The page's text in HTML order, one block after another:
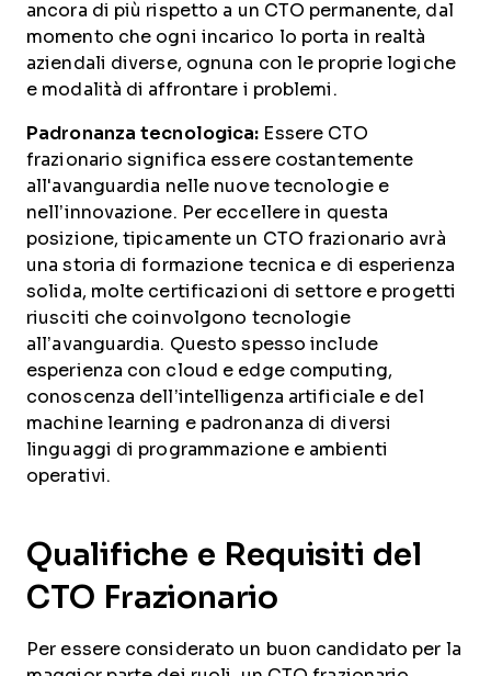
ancora di più rispetto a un CTO permanente, dal
momento che ogni incarico lo porta in realtà
aziendali diverse, ognuna con le proprie logiche
e modalità di affrontare i problemi.
Padronanza tecnologica: Essere CTO
frazionario significa essere costantemente
all'avanguardia nelle nuove tecnologie e
nell’innovazione. Per eccellere in questa
posizione, tipicamente un CTO frazionario avrà
una storia di formazione tecnica e di esperienza
solida, molte certificazioni di settore e progetti
riusciti che coinvolgono tecnologie
all’avanguardia. Questo spesso include
esperienza con cloud e edge computing,
conoscenza dell’intelligenza artificiale e del
machine learning e padronanza di diversi
linguaggi di programmazione e ambienti
operativi.
Qualifiche e Requisiti del
CTO Frazionario
Per essere considerato un buon candidato per la